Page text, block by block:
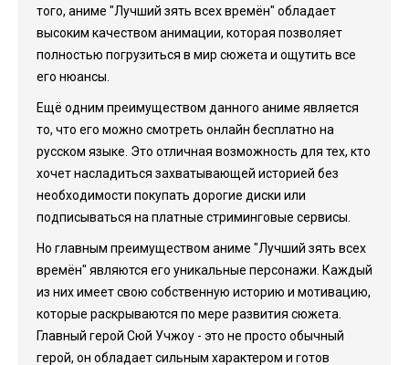
того, аниме "Лучший зять всех времён" обладает
высоким качеством анимации, которая позволяет
полностью погрузиться в мир сюжета и ощутить все
его нюансы.
Ещё одним преимуществом данного аниме является
то, что его можно смотреть онлайн бесплатно на
русском языке. Это отличная возможность для тех, кто
хочет насладиться захватывающей историей без
необходимости покупать дорогие диски или
подписываться на платные стриминговые сервисы.
Но главным преимуществом аниме "Лучший зять всех
времён" являются его уникальные персонажи. Каждый
из них имеет свою собственную историю и мотивацию,
которые раскрываются по мере развития сюжета.
Главный герой Сюй Учжоу - это не просто обычный
герой, он обладает сильным характером и готов